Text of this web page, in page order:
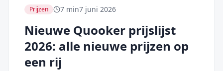
Prijzen 7 min7 juni 2026
Nieuwe Quooker prijslijst
2026: alle nieuwe prijzen op
een rij